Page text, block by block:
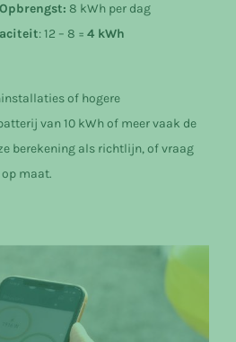
8 kWh per dag
: 12 – 8 = 4 kWh
of hogere
van 10 kWh of meer vaak de
berekening als richtlijn, of vraag
maat.